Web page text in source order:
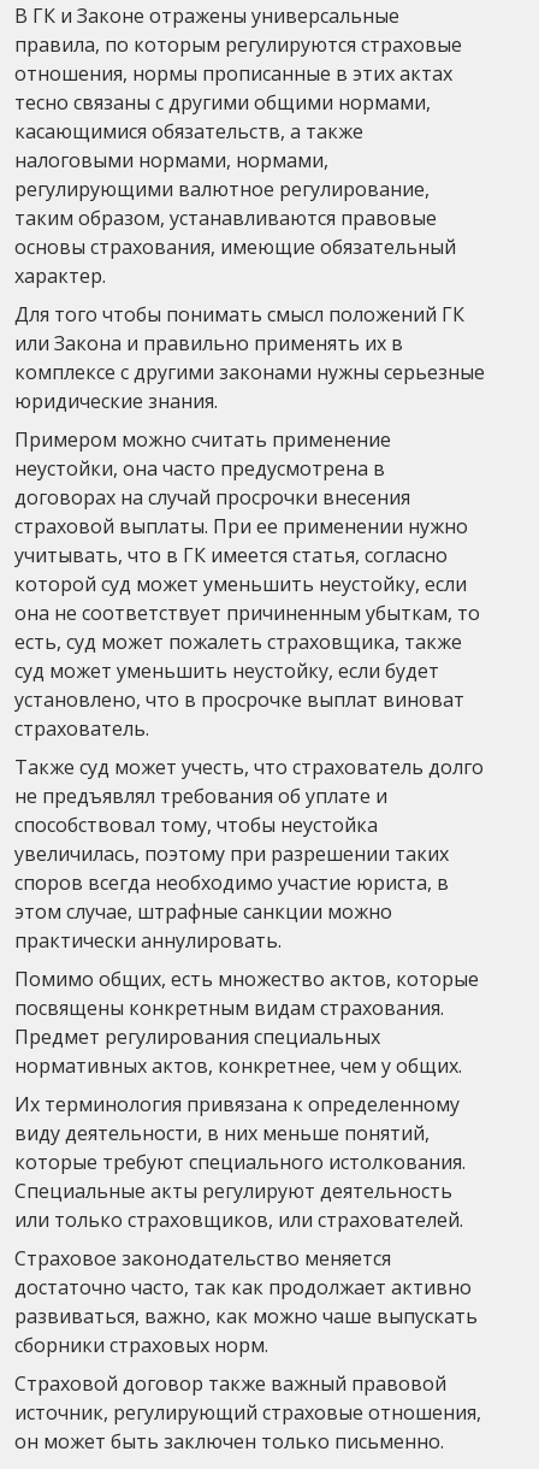
В ГК и Законе отражены универсальные
правила, по которым регулируются страховые
отношения, нормы прописанные в этих актах
тесно связаны с другими общими нормами,
касающимися обязательств, а также
налоговыми нормами, нормами,
регулирующими валютное регулирование,
таким образом, устанавливаются правовые
основы страхования, имеющие обязательный
характер.
Для того чтобы понимать смысл положений ГК
или Закона и правильно применять их в
комплексе с другими законами нужны серьезные
юридические знания.
Примером можно считать применение
неустойки, она часто предусмотрена в
договорах на случай просрочки внесения
страховой выплаты. При ее применении нужно
учитывать, что в ГК имеется статья, согласно
которой суд может уменьшить неустойку, если
она не соответствует причиненным убыткам, то
есть, суд может пожалеть страховщика, также
суд может уменьшить неустойку, если будет
установлено, что в просрочке выплат виноват
страхователь.
Также суд может учесть, что страхователь долго
не предъявлял требования об уплате и
способствовал тому, чтобы неустойка
увеличилась, поэтому при разрешении таких
споров всегда необходимо участие юриста, в
этом случае, штрафные санкции можно
практически аннулировать.
Помимо общих, есть множество актов, которые
посвящены конкретным видам страхования.
Предмет регулирования специальных
нормативных актов, конкретнее, чем у общих.
Их терминология привязана к определенному
виду деятельности, в них меньше понятий,
которые требуют специального истолкования.
Специальные акты регулируют деятельность
или только страховщиков, или страхователей.
Страховое законодательство меняется
достаточно часто, так как продолжает активно
развиваться, важно, как можно чаше выпускать
сборники страховых норм.
Страховой договор также важный правовой
источник, регулирующий страховые отношения,
он может быть заключен только письменно.